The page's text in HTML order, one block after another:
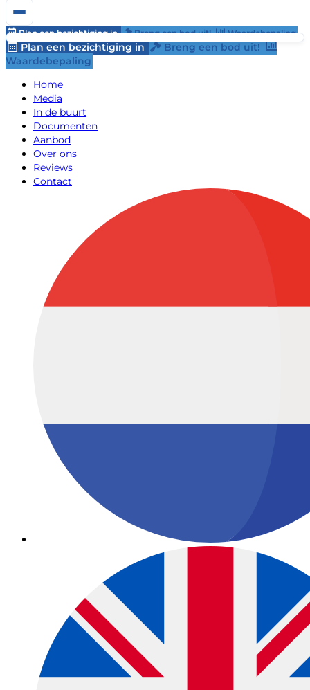
Plan een bezichtiging in Breng een bod uit! Waardebepaling
Plan een bezichtiging in
Breng een bod uit!
Waardebepaling
Home
Media
In de buurt
Documenten
Aanbod
Over ons
Reviews
Contact